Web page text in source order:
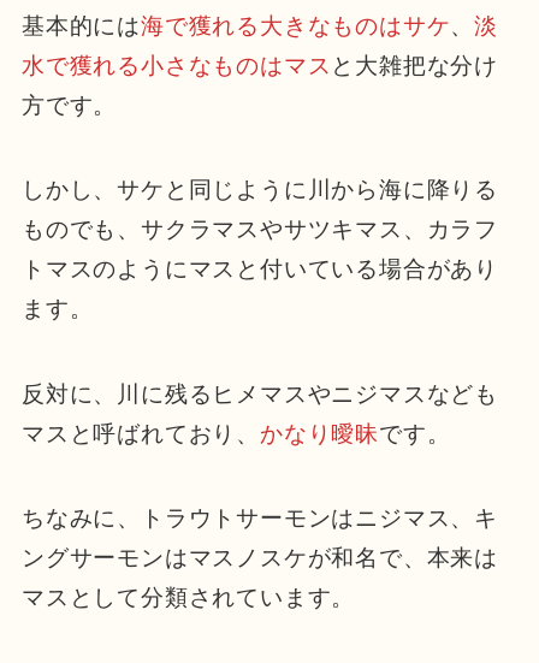
基本的には海で獲れる大きなものはサケ、淡
水で獲れる小さなものはマス と大雑把な分け
方です。
しかし、サケと同じように川から海に降りる
ものでも、サクラマスやサツキマス、カラフ
トマスのようにマスと付いている場合があり
ます。
反対に、川に残るヒメマスやニジマスなども
マスと呼ばれており、 かなり曖昧です。
ちなみに、トラウトサーモンはニジマス、キ
ングサーモンはマスノスケが和名で、本来は
マスとして分類されています。